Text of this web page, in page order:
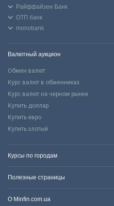
Райффайзен Банк
ОТП банк
monobank
Валютный аукцион
Обмен валют
Курс валют в обменниках
Курс валют на черном рынке
Купить доллар
Купить евро
Купить злотый
Курсы по городам
Полезные страницы
О Minfin.com.ua